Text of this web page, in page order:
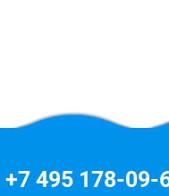
+7 495 178-09-